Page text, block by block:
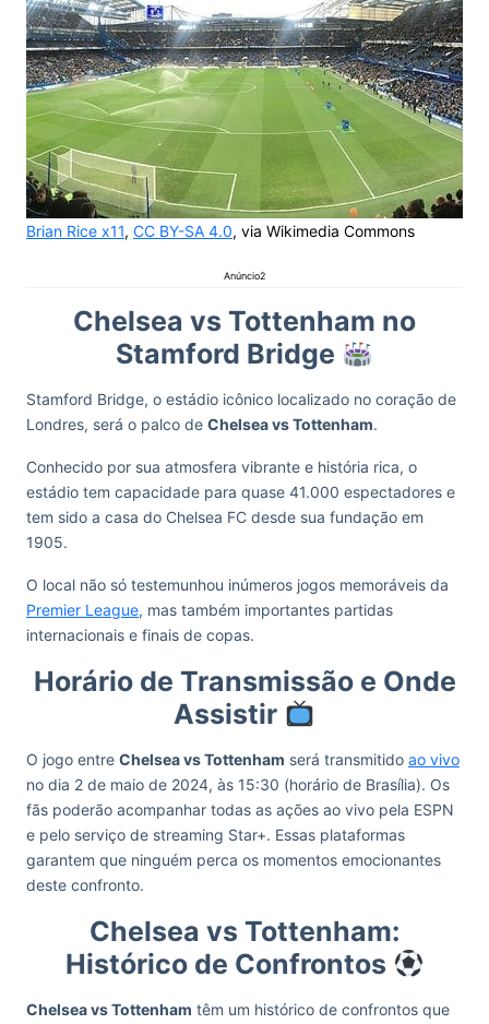
Brian Rice x11, CC BY-SA 4.0, via Wikimedia Commons
Anúncio2
Chelsea vs Tottenham no
Stamford Bridge
Stamford Bridge, o estádio icônico localizado no coração de
Londres, será o palco de Chelsea vs Tottenham.
Conhecido por sua atmosfera vibrante e história rica, o
estádio tem capacidade para quase 41.000 espectadores e
tem sido a casa do Chelsea FC desde sua fundação em
1905.
O local não só testemunhou inúmeros jogos memoráveis da
Premier League, mas também importantes partidas
internacionais e finais de copas.
Horário de Transmissão e Onde
Assistir
O jogo entre Chelsea vs Tottenham será transmitido ao vivo
no dia 2 de maio de 2024, às 15:30 (horário de Brasília). Os
fãs poderão acompanhar todas as ações ao vivo pela ESPN
e pelo serviço de streaming Star+. Essas plataformas
garantem que ninguém perca os momentos emocionantes
deste confronto.
Chelsea vs Tottenham:
Histórico de Confrontos
Chelsea vs Tottenham têm um histórico de confrontos que